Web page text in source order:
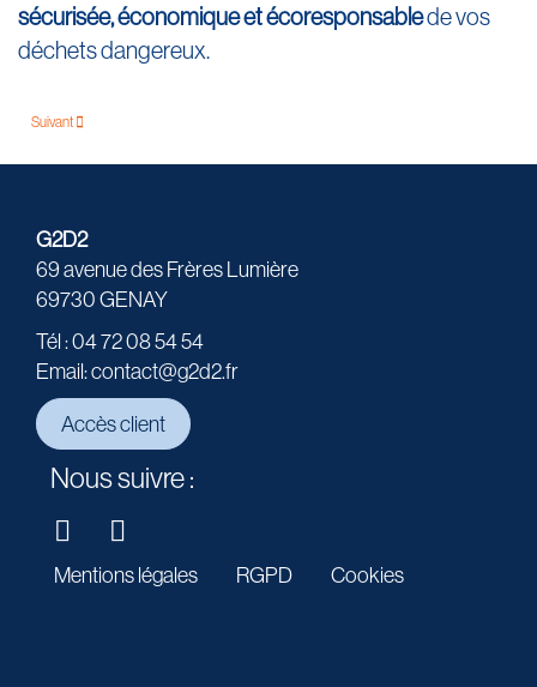
sécurisée, économique et écoresponsablede vos
déchets dangereux.
Suivant
G2D2
69 avenue des Frères Lumière
69730 GENAY
Tél : 04 72 08 54 54
Email: contact@g2d2.fr
Accès client
Nous suivre :
Mentions légales RGPD Cookies